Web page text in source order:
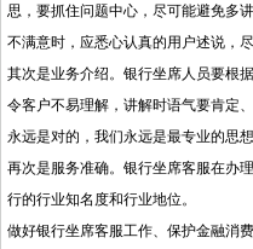
思，要抓住问题中心，尽可能避免多
不满意时，应悉心认真的用户述说，
其次是业务介绍。银行坐席人员要根
令客户不易理解，讲解时语气要肯定
永远是对的，我们永远是最专业的思
再次是服务准确。银行坐席客服在办
行的行业知名度和行业地位。
做好银行坐席客服工作、保护金融消